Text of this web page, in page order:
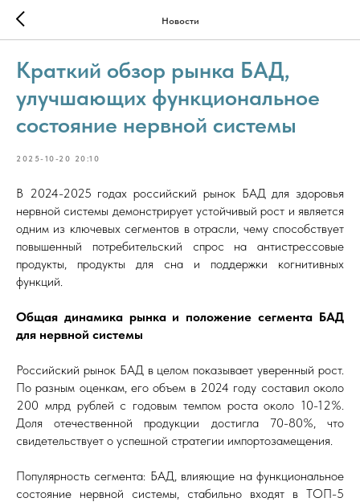
Новости
Краткий обзор рынка БАД,
улучшающих функциональное
состояние нервной системы
2025-10-20 20:10
В 2024-2025 годах российский рынок БАД для здоровья
нервной системы демонстрирует устойчивый рост и является
одним из ключевых сегментов в отрасли, чему способствует
повышенный потребительский спрос на антистрессовые
продукты, продукты для сна и поддержки когнитивных
функций.
Общая динамика рынка и положение сегмента БАД
для нервной системы
Российский рынок БАД в целом показывает уверенный рост.
По разным оценкам, его объем в 2024 году составил около
200 млрд рублей с годовым темпом роста около 10-12%.
Доля отечественной продукции достигла 70-80%, что
свидетельствует о успешной стратегии импортозамещения.
Популярность сегмента: БАД, влияющие на функциональное
состояние нервной системы, стабильно входят в ТОП-5